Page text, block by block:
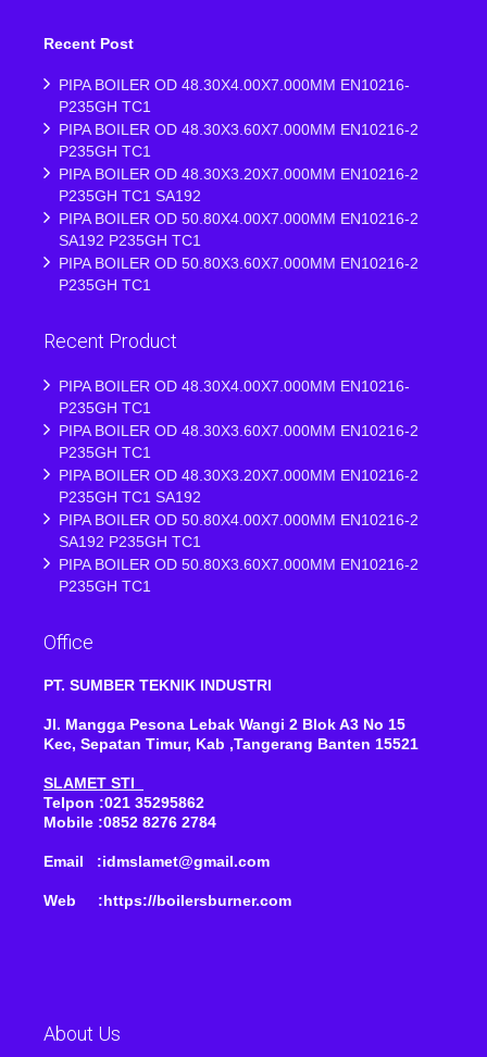
Recent Post
PIPA BOILER OD 48.30X4.00X7.000MM EN10216-
P235GH TC1
PIPA BOILER OD 48.30X3.60X7.000MM EN10216-2
P235GH TC1
PIPA BOILER OD 48.30X3.20X7.000MM EN10216-2
P235GH TC1 SA192
PIPA BOILER OD 50.80X4.00X7.000MM EN10216-2
SA192 P235GH TC1
PIPA BOILER OD 50.80X3.60X7.000MM EN10216-2
P235GH TC1
Recent Product
PIPA BOILER OD 48.30X4.00X7.000MM EN10216-
P235GH TC1
PIPA BOILER OD 48.30X3.60X7.000MM EN10216-2
P235GH TC1
PIPA BOILER OD 48.30X3.20X7.000MM EN10216-2
P235GH TC1 SA192
PIPA BOILER OD 50.80X4.00X7.000MM EN10216-2
SA192 P235GH TC1
PIPA BOILER OD 50.80X3.60X7.000MM EN10216-2
P235GH TC1
Office
PT. SUMBER TEKNIK INDUSTRI
Jl. Mangga Pesona Lebak Wangi 2 Blok A3 No 15
Kec, Sepatan Timur, Kab ,Tangerang Banten 15521
SLAMET STI
Telpon :021 35295862
Mobile :0852 8276 2784
Email :idmslamet@gmail.com
Web :https://boilersburner.com
About Us